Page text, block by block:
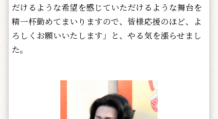
だけるような希望を感じていただけるような舞台を
精一杯勤めてまいりますので、皆様応援のほど、よ
ろしくお願いいたします」と、やる気を漲らせまし
た。